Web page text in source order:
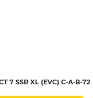
7 SSR XL (EVC) C-A-B-72